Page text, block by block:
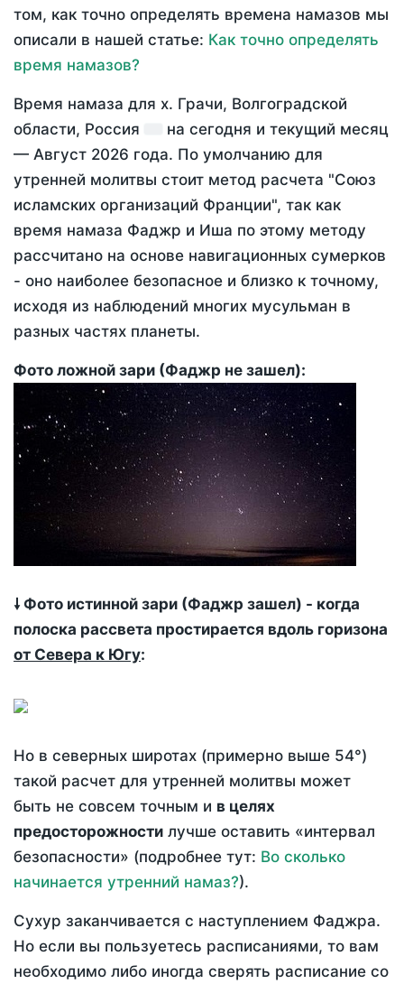
том, как точно определять времена намазов мы
описали в нашей статье: Как точно определять
время намазов?
Время намаза для х. Грачи, Волгоградской
области, Россия
на сегодня и текущий месяц
— Август 2026 года. По умолчанию для
утренней молитвы стоит метод расчета "Союз
исламских организаций Франции", так как
время намаза Фаджр и Иша по этому методу
рассчитано на основе навигационных сумерков
- оно наиболее безопасное и близко к точному,
исходя из наблюдений многих мусульман в
разных частях планеты.
Фото ложной зари (Фаджр не зашел):
🠗 Фото истинной зари (Фаджр зашел) - когда
полоска рассвета простирается вдоль горизона
от Севера к Югу:
Но в северных широтах (примерно выше 54°)
такой расчет для утренней молитвы может
быть не совсем точным и в целях
предосторожности лучше оставить «интервал
безопасности» (подробнее тут: Во сколько
начинается утренний намаз?).
Сухур заканчивается с наступлением Фаджра.
Но если вы пользуетесь расписаниями, то вам
необходимо либо иногда сверять расписание со